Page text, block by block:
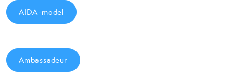
AIDA-model
Ambassadeur